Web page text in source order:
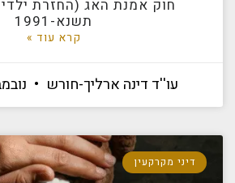
חוק אמנת האג (החזרת
תשנא-1991
קרא עוד »
עו''ד דינה ארליך-חורש נובמבר
דיני מקרקעין